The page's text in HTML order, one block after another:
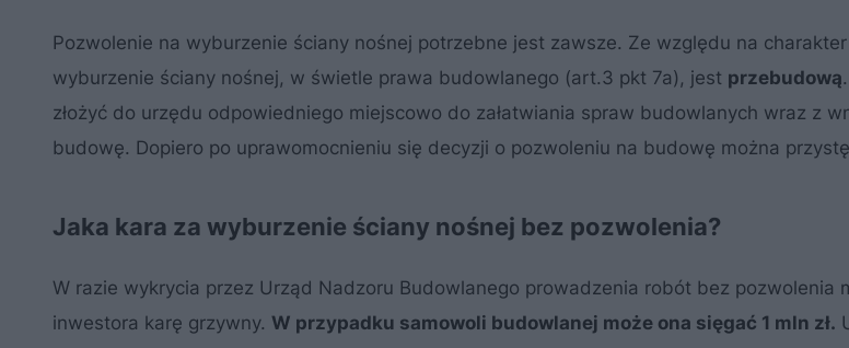
Pozwolenie na wyburzenie ściany nośnej potrzebne jest zawsze. Ze względu na
wyburzenie ściany nośnej, w świetle prawa budowlanego (art.3 pkt 7a), jest przebudową
złożyć do urzędu odpowiedniego miejscowo do załatwiania spraw budowlanych wraz z
budowę. Dopiero po uprawomocnieniu się decyzji o pozwoleniu na budowę można
Jaka kara za wyburzenie ściany nośnej bez pozwolenia?
W razie wykrycia przez Urząd Nadzoru Budowlanego prowadzenia robót bez pozwolenia
inwestora karę grzywny. W przypadku samowoli budowlanej może ona sięgać 1 mln zł.